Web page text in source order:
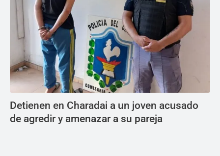
Detienen en Charadai a un joven acusado
de agredir y amenazar a su pareja